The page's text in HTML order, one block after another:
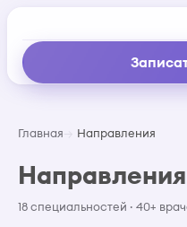
Главная Направления
18 специальностей · 40+